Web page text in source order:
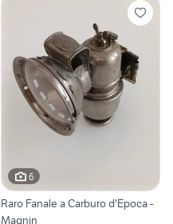
6
Raro Fanale a Carburo d'Epoca -
Magnin